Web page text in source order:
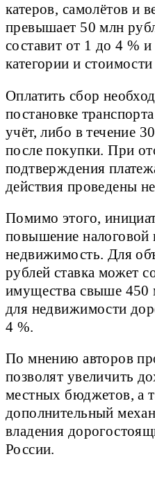
катеров, самолётов и
превышает 50 млн
составит от 1 до 4 % и
категории и
Оплатить сбор
постановке
учёт, либо в течение
после покупки. При
подтверждения
действия проведены
Помимо этого,
повышение налоговой
недвижимость. Для
рублей ставка может
имущества свыше 450
для недвижимости
4 %.
По мнению авторов
позволят увеличить
местных бюджетов, а
дополнительный
владения
России.